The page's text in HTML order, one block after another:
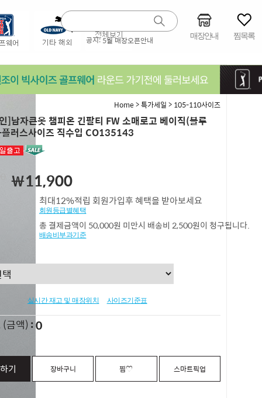
공지:5월 매장오픈안내 매장안내 찜목록
Home>특가세일 > 105-110사이즈
]남자큰옷 챔피온 긴팔티 FW 소매로고 베이직(블루
러스사이즈 직수입 CO135143
￦11,900
최대12%적립 회원가입후 혜택을 받아보세요
회원등급별혜택
총 결제금액이 50,000원 미만시 배송비 2,500원이 청구됩니다.
배송비부과기준
실시간 재고 및 매장위치 사이즈기준표
(금액) 0
기 장바구니 찜♡ 스마트픽업